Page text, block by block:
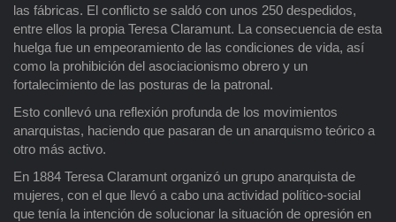
las fábricas. El conflicto se saldó con unos 250 despedidos,
entre ellos la propia Teresa Claramunt. La consecuencia de esta
huelga fue un empeoramiento de las condiciones de vida, así
como la prohibición del asociacionismo obrero y un
fortalecimiento de las posturas de la patronal.
Esto conllevó una reflexión profunda de los movimientos
anarquistas, haciendo que pasaran de un anarquismo teórico a
otro más activo.
En 1884 Teresa Claramunt organizó un grupo anarquista de
mujeres, con el que llevó a cabo una actividad político-social
que tenía la intención de solucionar la situación de opresión en